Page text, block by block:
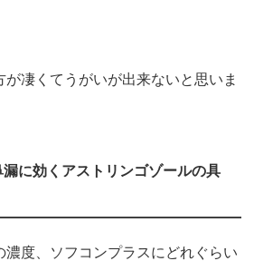
が凄くてうがいが出来ないと思いま
に効くアストリンゴゾールの具
濃度、ソフコンプラスにどれぐらい